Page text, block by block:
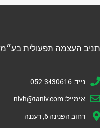
תניב העצמה תפעולית בע״מ
נייד: 052-3430616
אימייל: nivh@taniv.com
רחוב הפנינה 6, רעננה